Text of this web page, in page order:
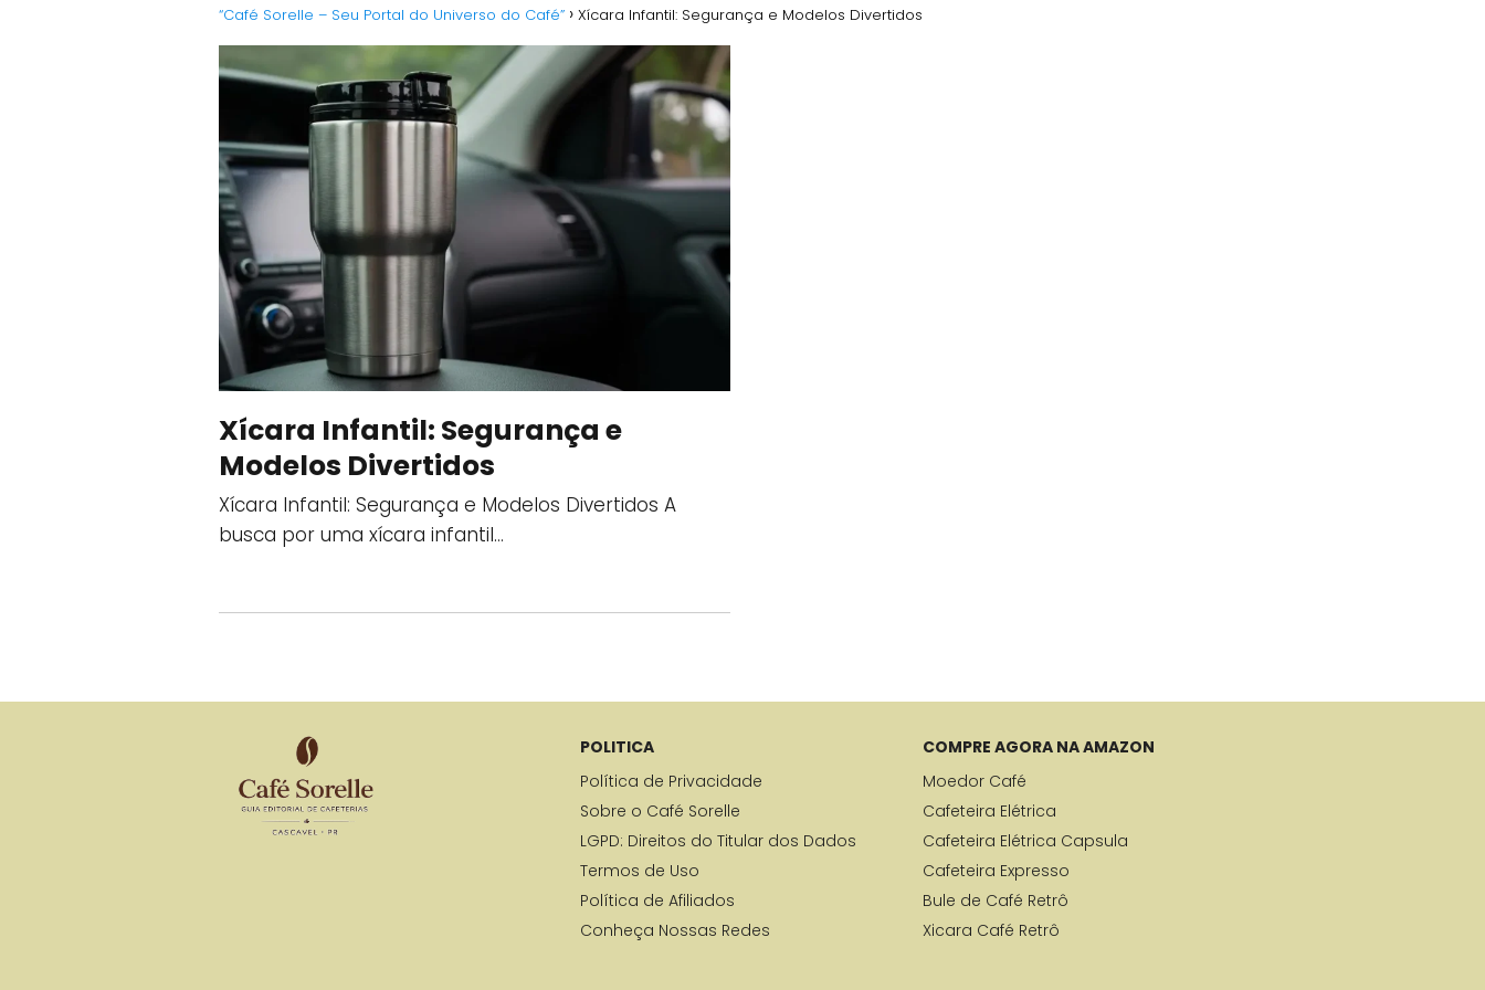
“Café Sorelle – Seu Portal do Universo do Café” Xícara Infantil: Segurança e Modelos Divertidos
Xícara Infantil: Segurança e
Modelos Divertidos
Xícara Infantil: Segurança e Modelos Divertidos A
busca por uma xícara infantil…
POLITICA
Política de Privacidade
Sobre o Café Sorelle
LGPD: Direitos do Titular dos Dados
Termos de Uso
Política de Afiliados
Conheça Nossas Redes
COMPRE AGORA NA AMAZON
Moedor Café
Cafeteira Elétrica
Cafeteira Elétrica Capsula
Cafeteira Expresso
Bule de Café Retrô
Xicara Café Retrô